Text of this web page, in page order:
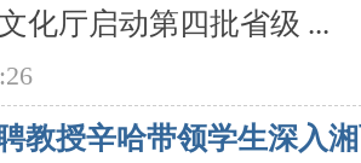
化厅启动第四批省级 ...
教授辛哈带领学生深入